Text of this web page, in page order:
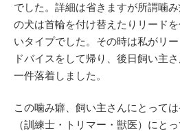
でした。詳細は省きますが所謂噛
の犬は首輪を付け替えたりリード
いタイプでした。その時は私がリ
ドバイスをして帰り、後日飼い主
一件落着しました。
この噛み癖、飼い主さんにとって
（訓練士・トリマー・獣医）にと